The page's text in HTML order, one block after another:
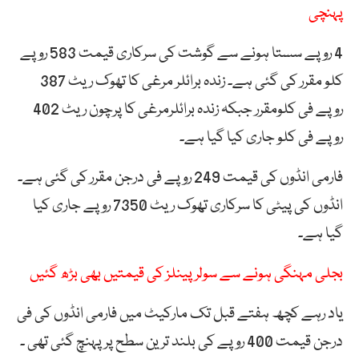
پہنچی
4 روپے سستا ہونے سے گوشت کی سرکاری قیمت 583 روپے
کلو مقرر کی گئی ہے۔ زندہ برائلر مرغی کا تھوک ریٹ 387
روپے فی کلومقرر جبکہ زندہ برائلرمرغی کا پرچون ریٹ 402
روپے فی کلو جاری کیا گیا ہے۔
فارمی انڈوں کی قیمت 249 روپے فی درجن مقرر کی گئی ہے۔
انڈوں کی پیٹی کا سرکاری تھوک ریٹ 7350 روپے جاری کیا
گیا ہے۔
بجلی مہنگی ہونے سے سولر پینلز کی قیمتیں بھی بڑھ گئیں
یاد رہے کچھ ہفتے قبل تک مارکیٹ میں فارمی انڈوں کی فی
درجن قیمت 400 روپے کی بلند ترین سطح پر پہنچ گئی تھی ۔